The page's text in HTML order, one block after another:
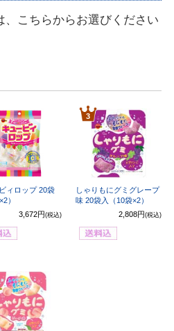
、こちらからお選びください
ィロップ 20袋
）
3,672円 (税込)
3
しゃりもにグミグレープ
味 20袋入（10袋×2）
2,808円(税込)